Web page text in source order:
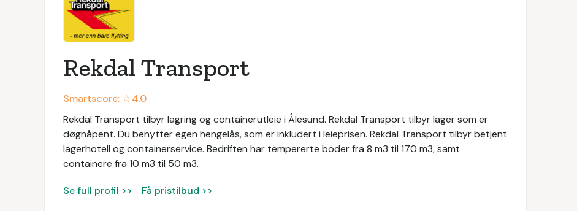
Rekdal Transport
Smartscore: ☆4.0
Rekdal Transport tilbyr lagring og containerutleie i Ålesund. Rekdal Transport tilbyr lager som er
døgnåpent. Du benytter egen hengelås, som er inkludert i leieprisen. Rekdal Transport tilbyr betjent
lagerhotell og containerservice. Bedriften har tempererte boder fra 8 m3 til 170 m3, samt
containere fra 10 m3 til 50 m3.
Se full profil >> Få pristilbud >>